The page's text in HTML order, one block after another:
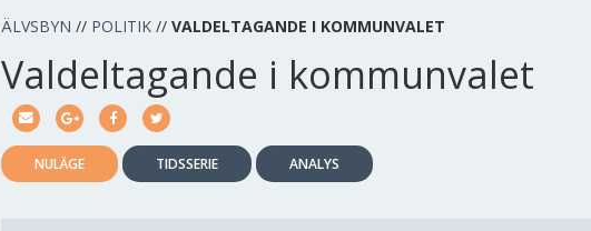
ÄLVSBYN // POLITIK // VALDELTAGANDE I KOMMUNVALET
Valdeltagande i kommunvalet
NULÄGE TIDSSERIE ANALYS